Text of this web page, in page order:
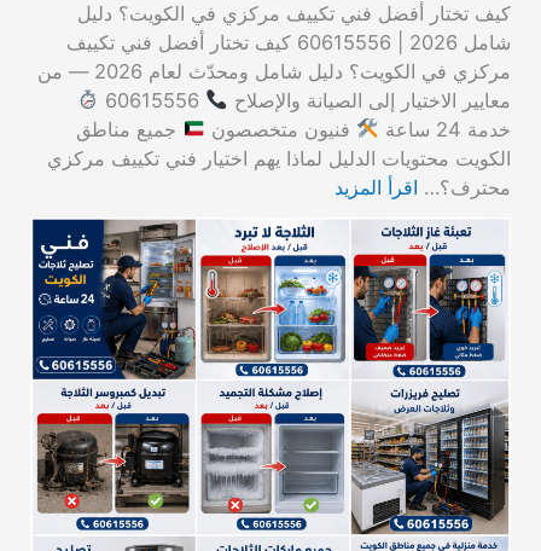
كيف تختار أفضل فني تكييف مركزي في الكويت؟ دليل
شامل 2026 | 60615556 كيف تختار أفضل فني تكييف
مركزي في الكويت؟ دليل شامل ومحدّث لعام 2026 — من
معايير الاختيار إلى الصيانة والإصلاح
خدمة 24 ساعة
فنيون متخصصون
جميع مناطق
الكويت محتويات الدليل لماذا يهم اختيار فني تكييف مركزي
محترف؟… اقرأ المزيد